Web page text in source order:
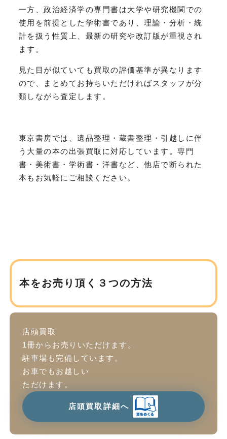
一方、政治経済学の専門書は大学や研究機関での
使用を前提とした学術書であり、理論・分析・統
計を扱う性質上、最新の研究や改訂版が重視され
ます。
見た目が似ていても買取の評価基準が異なります
ので、まとめてお持ちいただければスタッフが分
類しながら査定します。
東京書房では、遺品整理・蔵書整理・引越しに伴
う大量の本の出張買取に対応しています。専門
書・美術書・学術書・洋書など、他店で断られた
本もお気軽にご相談ください。
本をお売り頂く３つの方法
店頭買取
1冊からお売りいただけます。
駐車場も完備しています。
お車でもお越しい
ただけます。
店頭買取詳細へ